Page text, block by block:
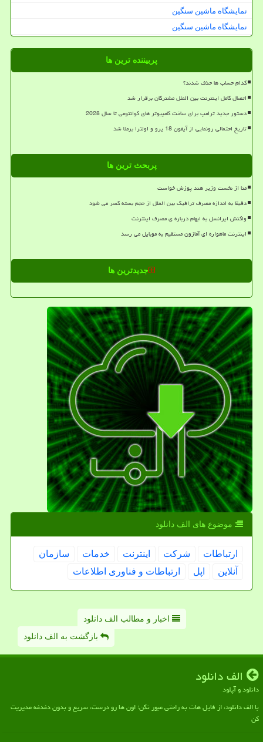
نمایشگاه ماشین سنگین
نمایشگاه ماشین سنگین
پربیننده ترین ها
کدام حساب ها حذف شدند؟
اتصال کامل اینترنت بین الملل مشترکان برقرار شد
دستور جدید ترامپ برای ساخت کامپیوتر های کوانتومی تا سال 2028
تاریخ احتمالی رونمایی از آیفون 18 پرو و اولترا برملا شد
پربحث ترین ها
متا از نخست وزیر هند پوزش خواست
دقیقا به اندازه مصرف ترافیک بین الملل از حجم بسته کسر می شود
واکنش ایرانسل به ابهام درباره ی مصرف اینترنت
اینترنت ماهواره ای آمازون مستقیم به موبایل می رسد
جدیدترین ها
موضوع های الف دانلود
ارتباطات شركت اینترنت خدمات
سازمان
آنلاین
اپل ارتباطات و فناوری اطلاعات
اخبار و مطالب الف دانلود
بازگشت به الف دانلود
الف دانلود
دانلود و آپلود
با الف دانلود، از فایل هات به راحتی عبور نکن؛ اون ها رو درست، سریع و بدون دغدغه مدیریت
کن